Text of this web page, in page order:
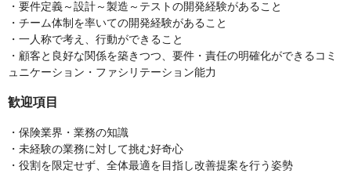
・要件定義～設計～製造～テストの開発経験があること
・チーム体制を率いての開発経験があること
・一人称で考え、行動ができること
・顧客と良好な関係を築きつつ、要件・責任の明確化ができるコミ
ュニケーション・ファシリテーション能力
歓迎項目
・保険業界・業務の知識
・未経験の業務に対して挑む好奇心
・役割を限定せず、全体最適を目指し改善提案を行う姿勢